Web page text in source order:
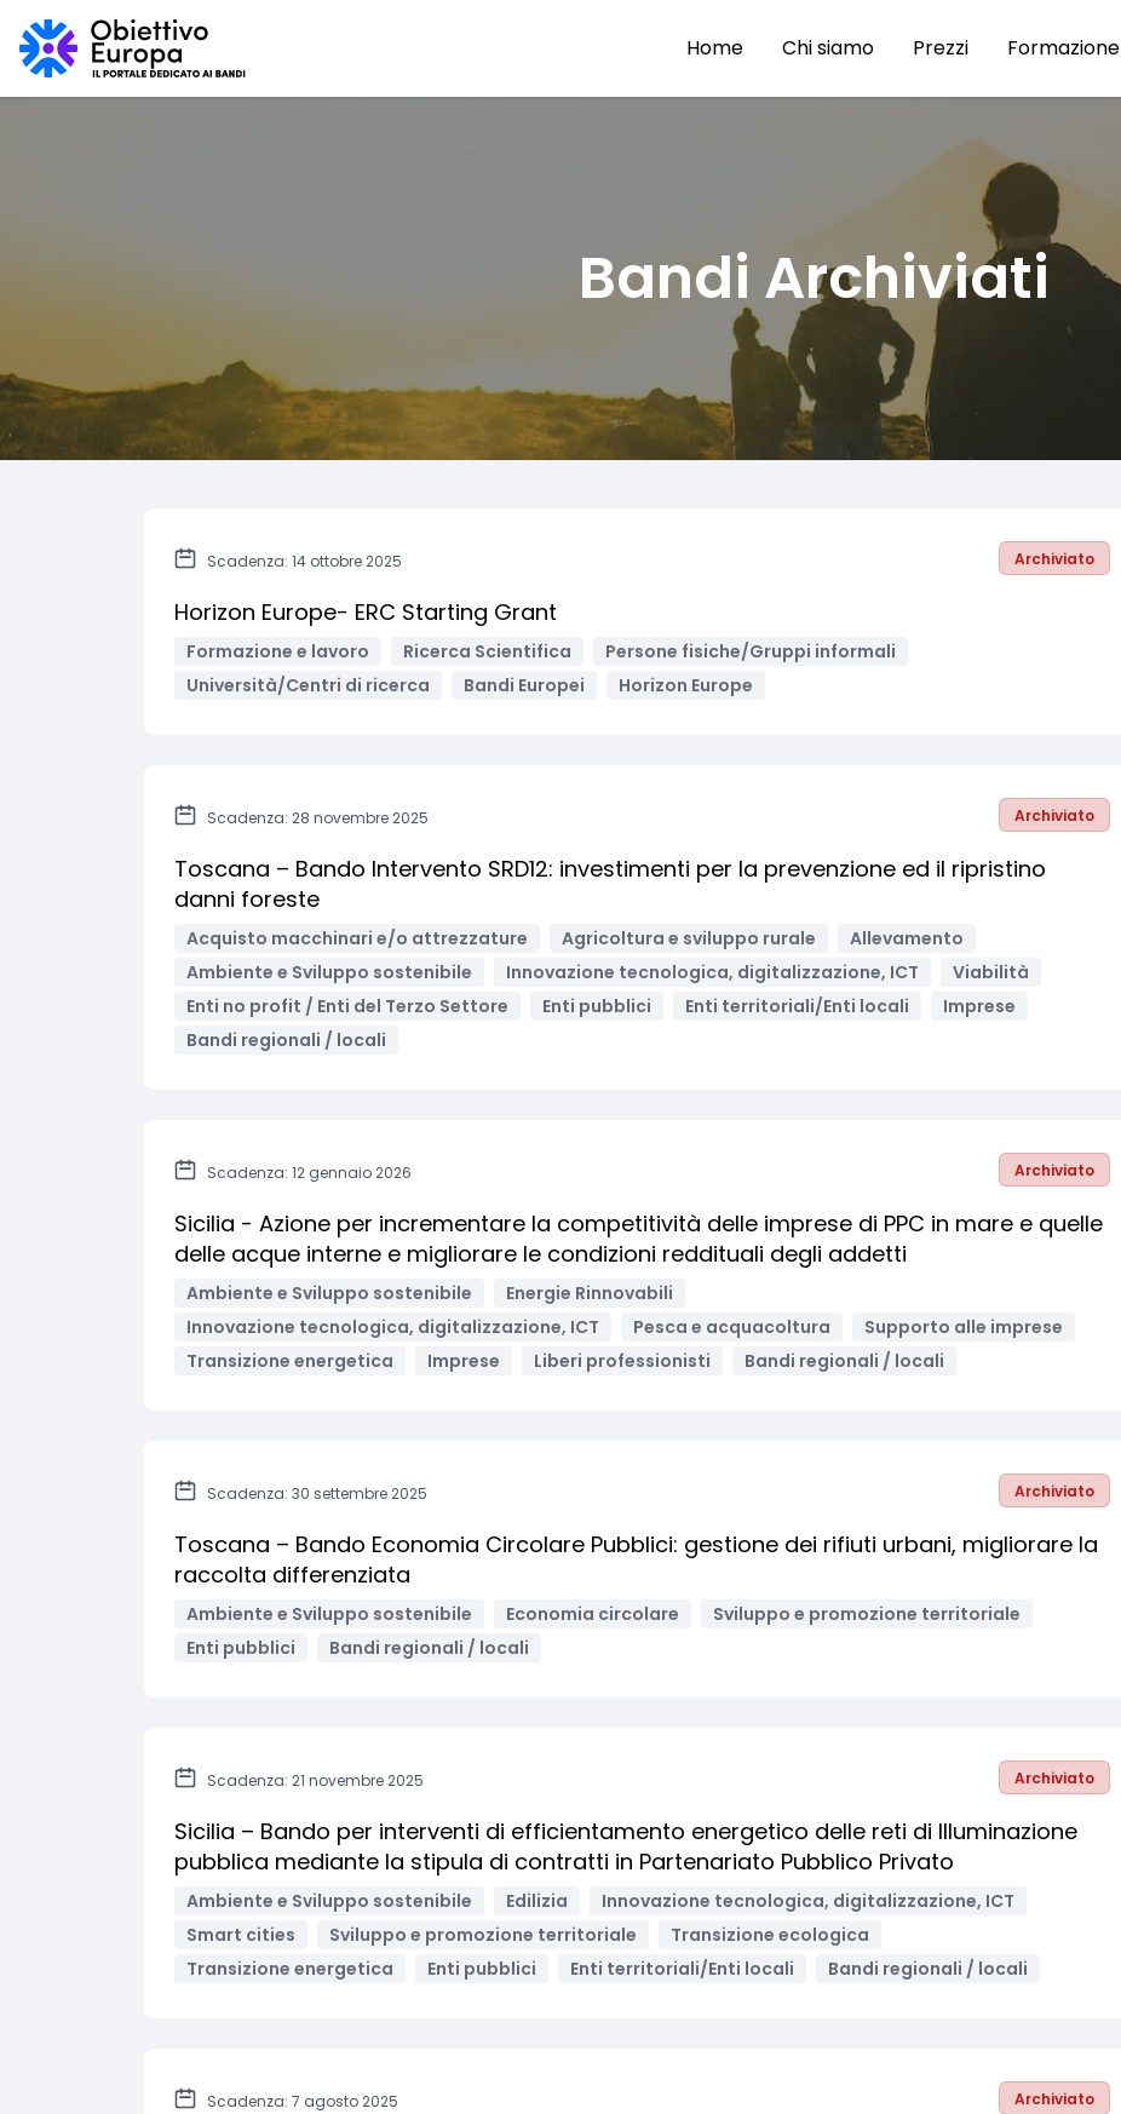
Home Chi siamo Prezzi Formazione
Bandi Archiviati
Scadenza: 14 ottobre 2025 Archiviato
Horizon Europe- ERC Starting Grant
Formazione e lavoro Ricerca Scientifica
Persone fisiche/Gruppi informali
Università/Centri di ricerca
Bandi Europei Horizon Europe
Scadenza: 28 novembre 2025 Archiviato
Toscana – Bando Intervento SRD12: investimenti per la prevenzione ed il ripristino
danni foreste
Acquisto macchinari e/o attrezzature Agricoltura e sviluppo rurale
Allevamento
Ambiente e Sviluppo sostenibile
Innovazione tecnologica, digitalizzazione, ICT
Viabilità
Enti no profit / Enti del Terzo Settore
Enti pubblici Enti territoriali/Enti locali
Imprese
Bandi regionali / locali
Scadenza: 12 gennaio 2026 Archiviato
Sicilia - Azione per incrementare la competitività delle imprese di PPC in mare e quelle
delle acque interne e migliorare le condizioni reddituali degli addetti
Ambiente e Sviluppo sostenibile
Energie Rinnovabili
Innovazione tecnologica, digitalizzazione, ICT
Pesca e acquacoltura
Supporto alle imprese
Transizione energetica
Imprese Liberi professionisti Bandi regionali / locali
Scadenza: 30 settembre 2025 Archiviato
Toscana – Bando Economia Circolare Pubblici: gestione dei rifiuti urbani, migliorare la
raccolta differenziata
Ambiente e Sviluppo sostenibile Economia circolare
Sviluppo e promozione territoriale
Enti pubblici
Bandi regionali / locali
Scadenza: 21 novembre 2025 Archiviato
Sicilia – Bando per interventi di efficientamento energetico delle reti di Illuminazione
pubblica mediante la stipula di contratti in Partenariato Pubblico Privato
Ambiente e Sviluppo sostenibile Edilizia
Innovazione tecnologica, digitalizzazione, ICT
Smart cities
Sviluppo e promozione territoriale
Transizione ecologica
Transizione energetica
Enti pubblici Enti territoriali/Enti locali Bandi regionali / locali
Scadenza: 7 agosto 2025 Archiviato